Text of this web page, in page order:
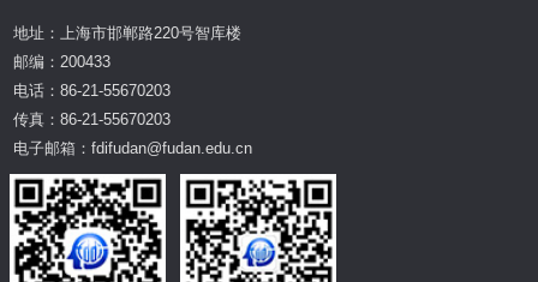
地址：上海市邯郸路220号智库楼
邮编：200433
电话：86-21-55670203
传真：86-21-55670203
电子邮箱：fdifudan@fudan.edu.cn